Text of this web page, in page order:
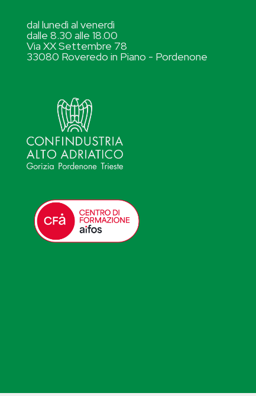
dal lunedì al venerdì
dalle 8.30 alle 18.00
Via XX Settembre 78
33080 Roveredo in Piano - Pordenone